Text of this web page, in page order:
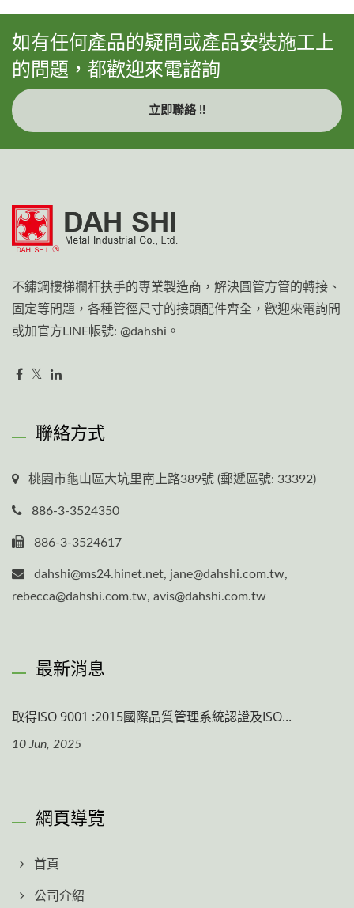
如有任何產品的疑問或產品安裝施工上
的問題，都歡迎來電諮詢
立即聯絡 !!
不鏽鋼樓梯欄杆扶手的專業製造商，解決圓管方管的轉接、
固定等問題，各種管徑尺寸的接頭配件齊全，歡迎來電詢問
或加官方LINE帳號: @dahshi。
聯絡方式
桃園市龜山區大坑里南上路389號 (郵遞區號: 33392)
886-3-3524350
886-3-3524617
dahshi@ms24.hinet.net, jane@dahshi.com.tw,
rebecca@dahshi.com.tw, avis@dahshi.com.tw
最新消息
取得ISO 9001 :2015國際品質管理系統認證及ISO...
10 Jun, 2025
網頁導覽
首頁
公司介紹